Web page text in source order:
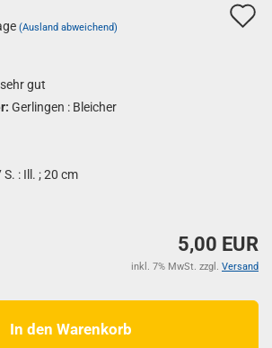
(Ausland abweichend)
gut
Gerlingen : Bleicher
S. : Ill. ; 20 cm
5,00 EUR
inkl. 7% MwSt. zzgl. Versand
In den Warenkorb